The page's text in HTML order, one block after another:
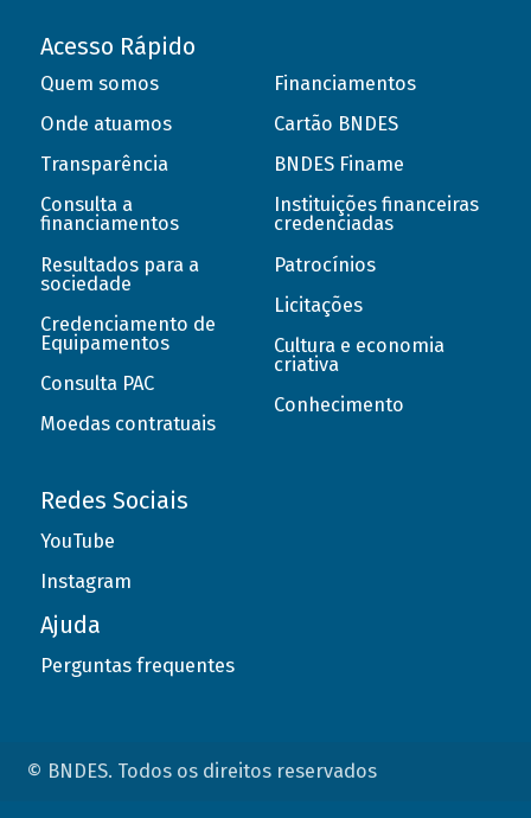
Acesso Rápido
Quem somos
Onde atuamos
Transparência
Consulta a
financiamentos
Resultados para a
sociedade
Credenciamento de
Equipamentos
Consulta PAC
Moedas contratuais
Financiamentos
Cartão BNDES
BNDES Finame
Instituições financeiras
credenciadas
Patrocínios
Licitações
Cultura e economia
criativa
Conhecimento
Redes Sociais
YouTube
Instagram
Ajuda
Perguntas frequentes
© BNDES. Todos os direitos reservados